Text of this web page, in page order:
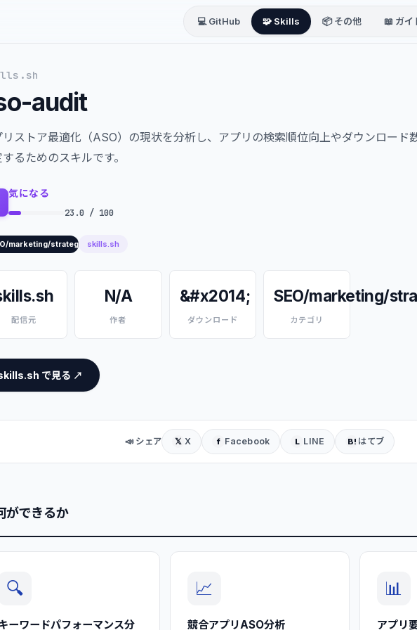
💻 GitHub 🧩 Skills 📦 その他 📖 ガイ
audit
リストア最適化（ASO）の現状を分析し、アプリの検索順位向上やダウンロード
るためのスキルです。
気になる
23.0 / 100
marketing/strategy/CROskills.sh
配信元
N/A
作者
&#x2014;
ダウンロード
SEO/marketing/
カテゴリ
で見る ↗
📣 シェア 𝕏 X f Facebook L LINE B! はてブ
ができるか
🔍
ーワードパフォーマンス分
📈
競合アプリASO分析
📊
アプリ